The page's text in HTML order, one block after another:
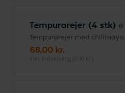
Tempurarejer (4 stk)
Tempurarejer med chilimayo.
68,00 kr.
inkl. indbetaling (0,00 kr.)